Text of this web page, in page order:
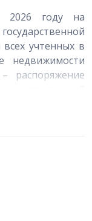
2026 году на
учтенных в
недвижимости
распоряжение
16).
бюджетное
«Центр